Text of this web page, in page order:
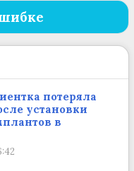
потеряла
установки
в